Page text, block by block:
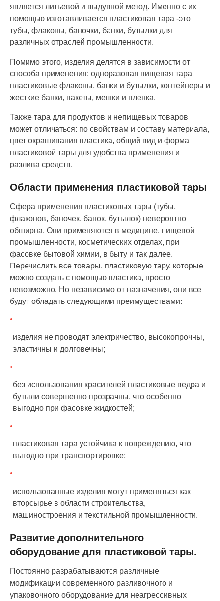
является литьевой и выдувной метод. Именно с их
помощью изготавливается пластиковая тара -это
тубы, флаконы, баночки, банки, бутылки для
различных отраслей промышленности.
Помимо этого, изделия делятся в зависимости от
способа применения: одноразовая пищевая тара,
пластиковые флаконы, банки и бутылки, контейнеры и
жесткие банки, пакеты, мешки и пленка.
Также тара для продуктов и непищевых товаров
может отличаться: по свойствам и составу материала,
цвет окрашивания пластика, общий вид и форма
пластиковой тары для удобства применения и
разлива средств.
Области применения пластиковой тары
Сфера применения пластиковых тары (тубы,
флаконов, баночек, банок, бутылок) невероятно
обширна. Они применяются в медицине, пищевой
промышленности, косметических отделах, при
фасовке бытовой химии, в быту и так далее.
Перечислить все товары, пластиковую тару, которые
можно создать с помощью пластика, просто
невозможно. Но независимо от назначения, они все
будут обладать следующими преимуществами:
изделия не проводят электричество, высокопрочны,
эластичны и долговечны;
без использования красителей пластиковые ведра и
бутыли совершенно прозрачны, что особенно
выгодно при фасовке жидкостей;
пластиковая тара устойчива к повреждению, что
выгодно при транспортировке;
использованные изделия могут применяться как
вторсырье в области строительства,
машиностроения и текстильной промышленности.
Развитие дополнительного
оборудование для пластиковой тары.
Постоянно разрабатываются различные
модификации современного разливочного и
упаковочного оборудование для неагрессивных